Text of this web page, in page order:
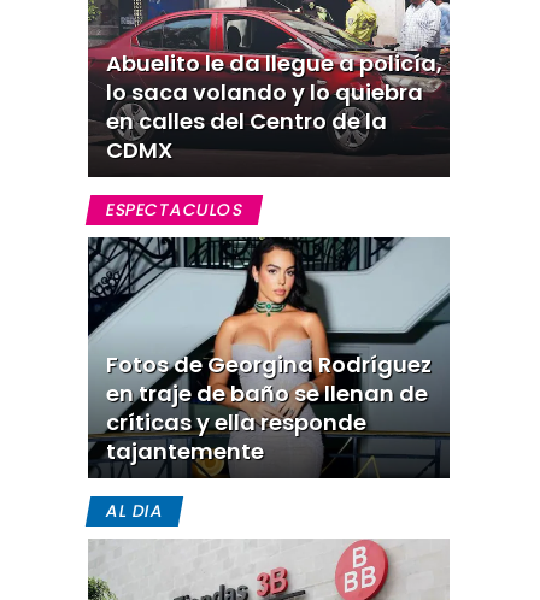
Abuelito le da llegue a policía,
lo saca volando y lo quiebra
en calles del Centro de la
CDMX
ESPECTACULOS
Fotos de Georgina Rodríguez
en traje de baño se llenan de
críticas y ella responde
tajantemente
AL DIA